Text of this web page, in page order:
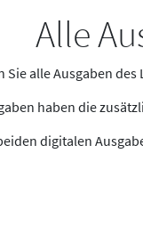
Alle
Sie alle Ausgaben
haben die
digitalen